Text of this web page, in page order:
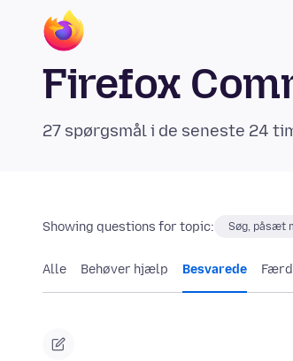
Firefox
27 spørgsmål i de seneste 24
Showing questions for topic: Søg, påsæt
Alle Behøver hjælp Besvarede